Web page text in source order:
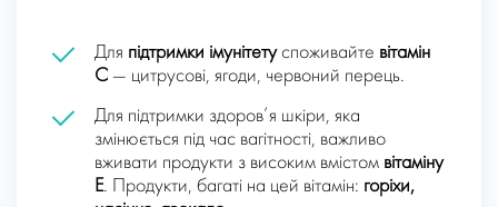
Для підтримки імунітетуспоживайте вітамін
C — цитрусові, ягоди, червоний перець.
Для підтримки здоров’я шкіри, яка
змінюється під час вагітності, важливо
вживати продукти з високим вмістом вітаміну
E. Продукти, багаті на цей вітамін: горіхи,